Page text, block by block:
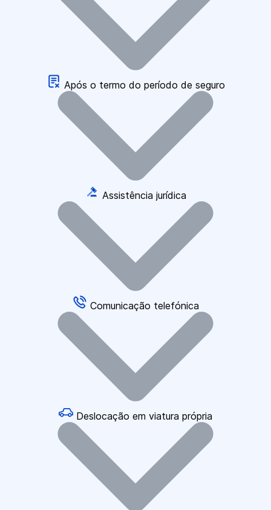
Após o termo do período de seguro
Assistência jurídica
Comunicação telefónica
Deslocação em viatura própria